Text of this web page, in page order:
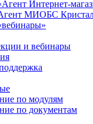
Интернет-
МИОБС
и вебинары
по модулям
по документам